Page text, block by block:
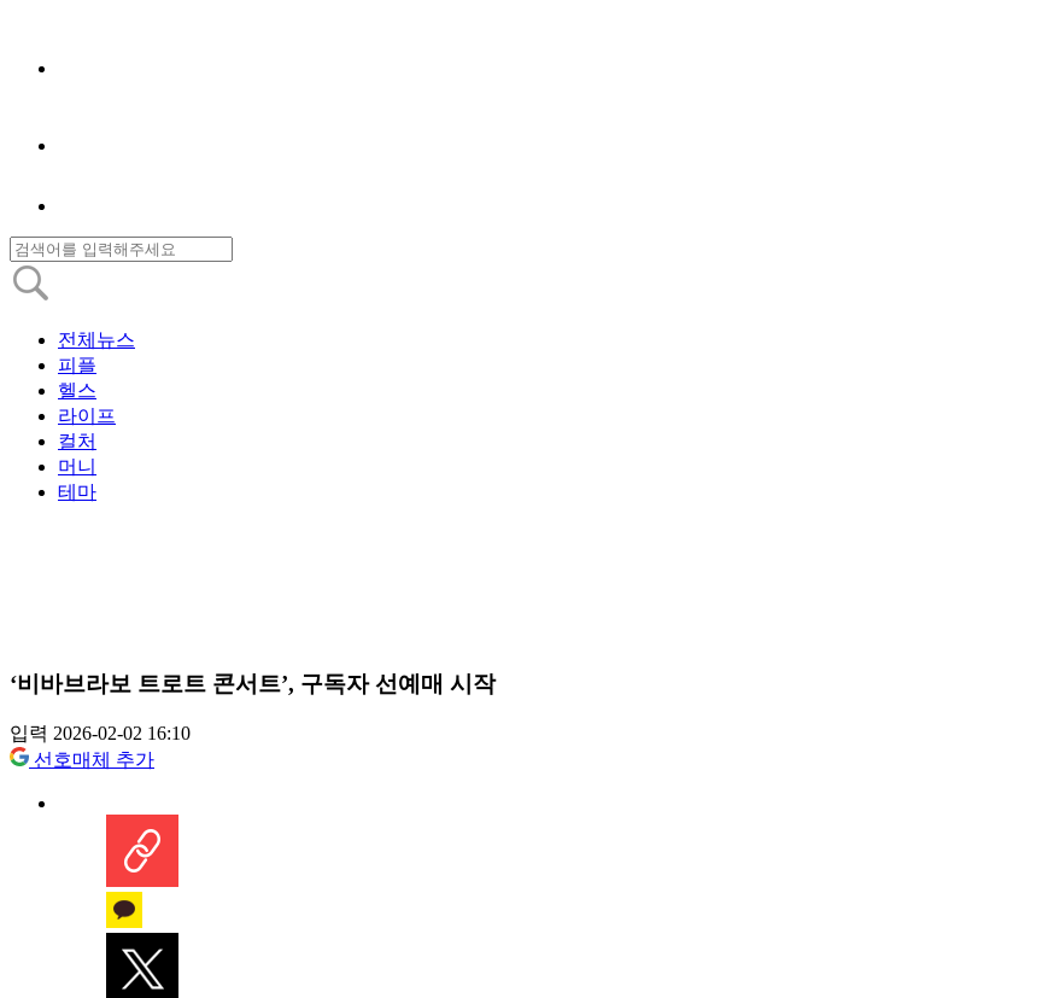
전체뉴스
피플
헬스
라이프
컬처
머니
테마
‘비바브라보 트로트 콘서트’, 구독자 선예매 시작
입력 2026-02-02 16:10
선호매체 추가